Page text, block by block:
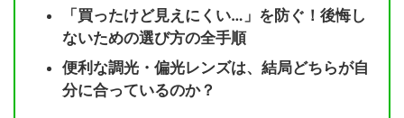
「買ったけど見えにくい…」を防ぐ！後悔し
ないための選び方の全手順
便利な調光・偏光レンズは、結局どちらが自
分に合っているのか？